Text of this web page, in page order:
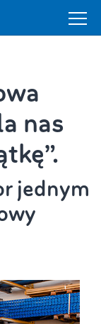
nas
jednym